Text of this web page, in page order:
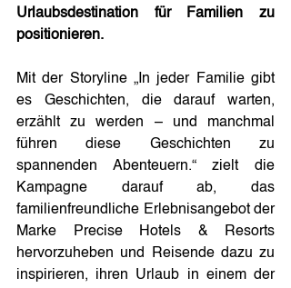
Urlaubsdestination für Familien zu
positionieren.
Mit der Storyline „In jeder Familie gibt
es Geschichten, die darauf warten,
erzählt zu werden – und manchmal
führen diese Geschichten zu
spannenden Abenteuern.“ zielt die
Kampagne darauf ab, das
familienfreundliche Erlebnisangebot der
Marke Precise Hotels & Resorts
hervorzuheben und Reisende dazu zu
inspirieren, ihren Urlaub in einem der